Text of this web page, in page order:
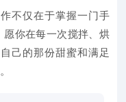
不仅在于掌握一门手
愿你在每一次搅拌、烘
己的那份甜蜜和满足